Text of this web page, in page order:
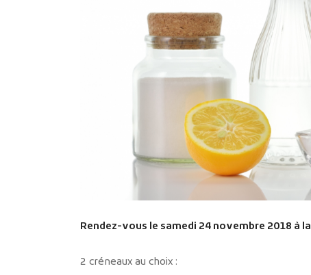
Rendez-vous le samedi 24 novembre 2018 à la
2 créneaux au choix :